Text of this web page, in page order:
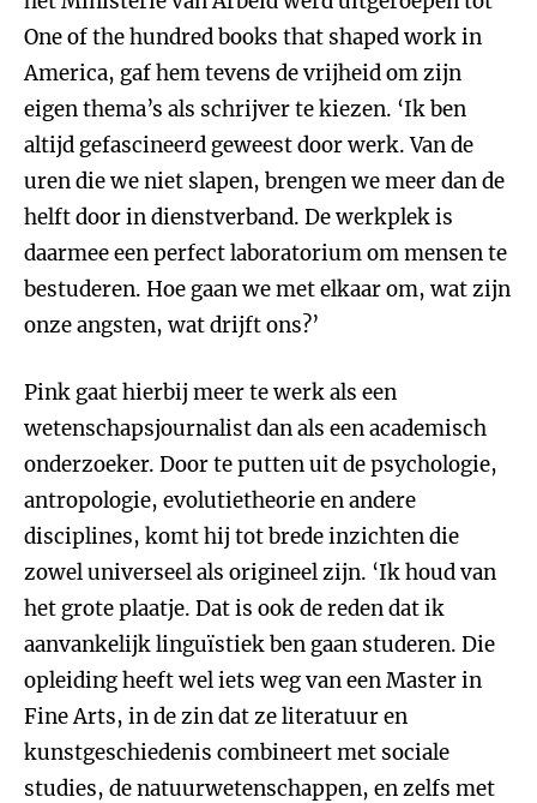
One of the hundred books that shaped work in
America, gaf hem tevens de vrijheid om zijn
eigen thema’s als schrijver te kiezen. ‘Ik ben
altijd gefascineerd geweest door werk. Van de
uren die we niet slapen, brengen we meer dan de
helft door in dienstverband. De werkplek is
daarmee een perfect laboratorium om mensen te
bestuderen. Hoe gaan we met elkaar om, wat zijn
onze angsten, wat drijft ons?’
Pink gaat hierbij meer te werk als een
wetenschapsjournalist dan als een academisch
onderzoeker. Door te putten uit de psychologie,
antropologie, evolutietheorie en andere
disciplines, komt hij tot brede inzichten die
zowel universeel als origineel zijn. ‘Ik houd van
het grote plaatje. Dat is ook de reden dat ik
aanvankelijk linguïstiek ben gaan studeren. Die
opleiding heeft wel iets weg van een Master in
Fine Arts, in de zin dat ze literatuur en
kunstgeschiedenis combineert met sociale
studies, de natuurwetenschappen, en zelfs met